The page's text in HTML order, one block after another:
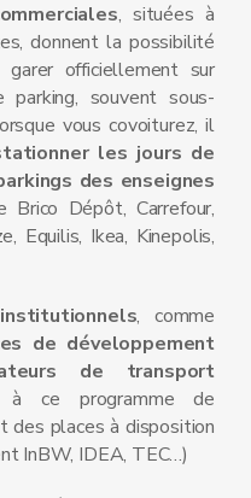
, situées à
donnent la possibilité
officiellement sur
parking, souvent sous-
vous covoiturez, il
les jours de
des enseignes
Brico Dépôt, Carrefour,
Equilis, Ikea, Kinepolis,
, comme
de développement
de transport
à ce programme de
des places à disposition
InBW, IDEA, TEC…)